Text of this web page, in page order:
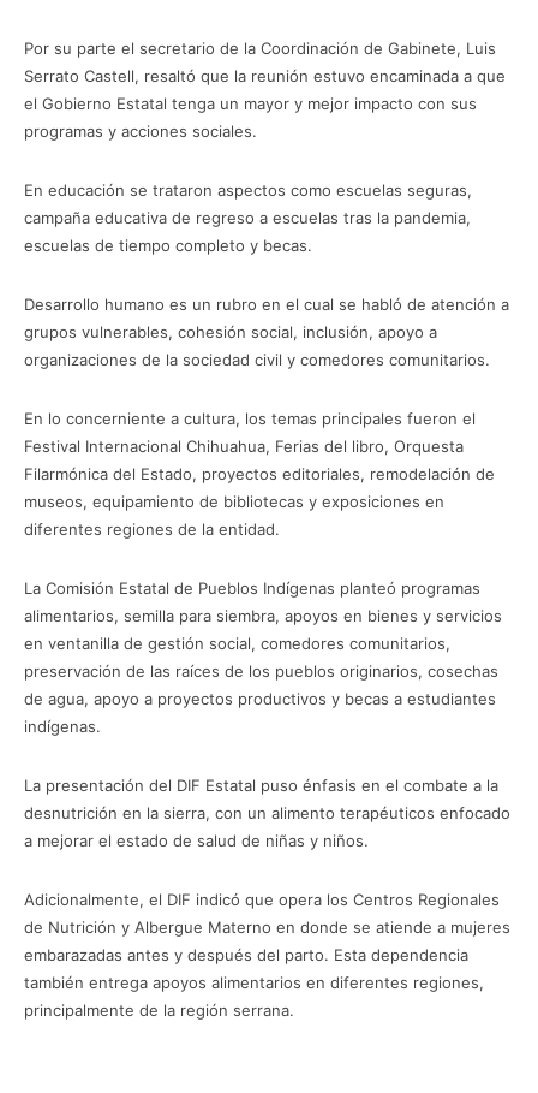
Por su parte el secretario de la Coordinación de Gabinete, Luis
Serrato Castell, resaltó que la reunión estuvo encaminada a que
el Gobierno Estatal tenga un mayor y mejor impacto con sus
programas y acciones sociales.
En educación se trataron aspectos como escuelas seguras,
campaña educativa de regreso a escuelas tras la pandemia,
escuelas de tiempo completo y becas.
Desarrollo humano es un rubro en el cual se habló de atención a
grupos vulnerables, cohesión social, inclusión, apoyo a
organizaciones de la sociedad civil y comedores comunitarios.
En lo concerniente a cultura, los temas principales fueron el
Festival Internacional Chihuahua, Ferias del libro, Orquesta
Filarmónica del Estado, proyectos editoriales, remodelación de
museos, equipamiento de bibliotecas y exposiciones en
diferentes regiones de la entidad.
La Comisión Estatal de Pueblos Indígenas planteó programas
alimentarios, semilla para siembra, apoyos en bienes y servicios
en ventanilla de gestión social, comedores comunitarios,
preservación de las raíces de los pueblos originarios, cosechas
de agua, apoyo a proyectos productivos y becas a estudiantes
indígenas.
La presentación del DIF Estatal puso énfasis en el combate a la
desnutrición en la sierra, con un alimento terapéuticos enfocado
a mejorar el estado de salud de niñas y niños.
Adicionalmente, el DIF indicó que opera los Centros Regionales
de Nutrición y Albergue Materno en donde se atiende a mujeres
embarazadas antes y después del parto. Esta dependencia
también entrega apoyos alimentarios en diferentes regiones,
principalmente de la región serrana.